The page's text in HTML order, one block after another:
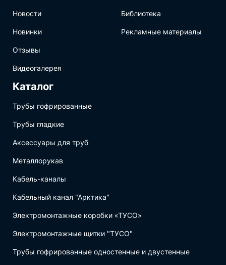
Новости
Новинки
Отзывы
Видеогалерея
Библиотека
Рекламные материалы
Каталог
Трубы гофрированные
Трубы гладкие
Аксессуары для труб
Металлорукав
Кабель-каналы
Кабельный канал "Арктика"
Электромонтажные коробки «ТУСО»
Электромонтажные щитки "ТУСО"
Трубы гофрированные одностенные и двустенные